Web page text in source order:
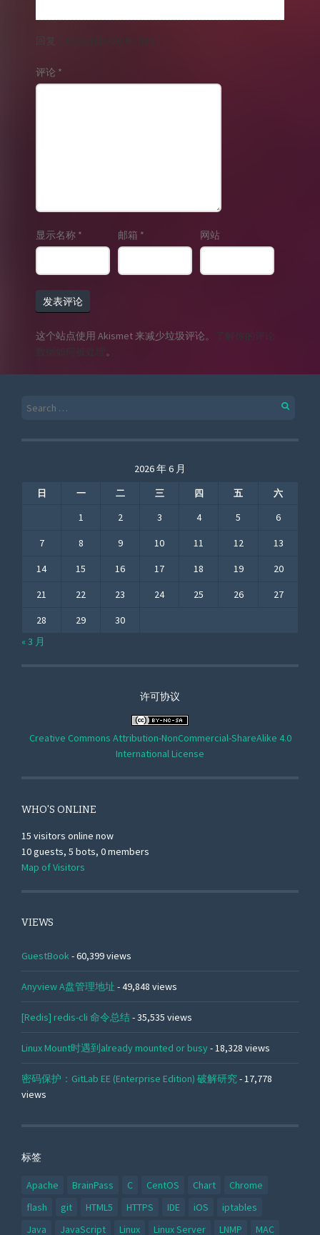
回复 HUMAN2000 取消回复
评论 *
显示名称 * 邮箱 * 网站
这个站点使用 Akismet 来减少垃圾评论。
了解你的评论
数据如何被处理
。
Search
2026 年 6 月
日 一 二 三 四 五 六
1 2 3 4 5
6
7
8 9 10 11 12
13
14
15 16 17 18 19
20
21
22 23 24 25 26
27
28
29
30
« 3 月
许可协议
Creative Commons Attribution-NonCommercial-ShareAlike 4.0
International License
WHO'S ONLINE
15 visitors online now
10 guests, 5 bots, 0 members
Map of Visitors
VIEWS
GuestBook- 60,399 views
Anyview A盘管理地址 - 49,848 views
[Redis] redis-cli 命令总结- 35,535 views
Linux Mount时遇到already mounted or busy- 18,328 views
密码保护：GitLab EE (Enterprise Edition) 破解研究- 17,778
views
标签
Apache BrainPass C CentOS Chart
Chrome
flash
git HTML5 HTTPS IDE iOS
iptables
Java
JavaScript Linux Linux Server LNMP MAC